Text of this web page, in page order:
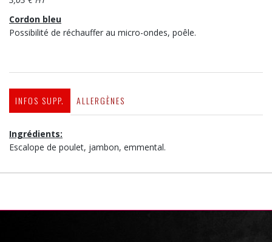
Cordon bleu
Possibilité de réchauffer au micro-ondes, poêle.
INFOS SUPP. ALLERGÈNES
Ingrédients:
Escalope de poulet, jambon, emmental.